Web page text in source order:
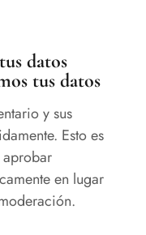
datos
tus datos
y sus
Esto es
en lugar